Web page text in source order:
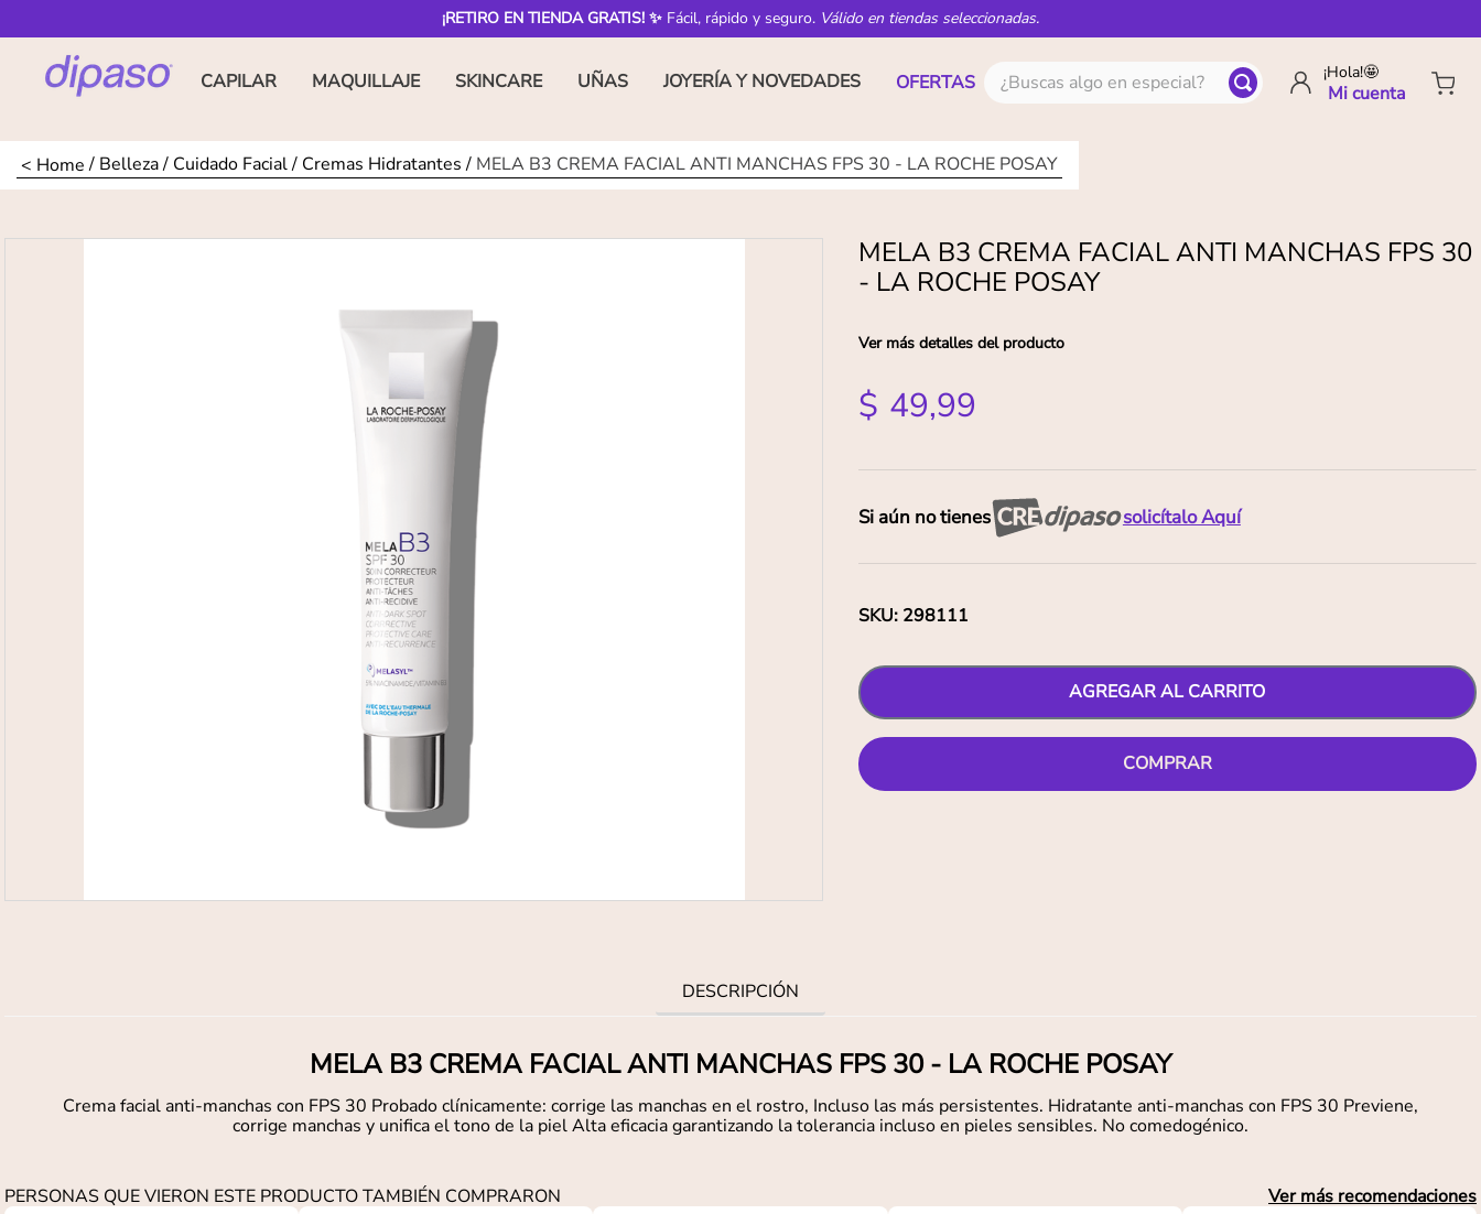
¡RETIRO EN TIENDA GRATIS! ✨ Fácil, rápido y seguro. Válido en tiendas seleccionadas.
CAPILAR MAQUILLAJE SKINCARE UÑAS JOYERÍA Y NOVEDADES OFERTAS ¿Buscas algo en especial? ¡Hola!🤩
Belleza Cuidado Facial Cremas Hidratantes MELA B3 CREMA FACIAL ANTI MANCHAS FPS 30 - LA ROCHE POSAY
MELA B3 CREMA FACIAL ANTI MANCHAS FPS 30
- LA ROCHE POSAY
Ver más detalles del producto
$ 49,99
Si aún no tienes solicítalo Aquí
SKU: 298111
AGREGAR AL CARRITO
COMPRAR
DESCRIPCIÓN
MELA B3 CREMA FACIAL ANTI MANCHAS FPS 30 - LA ROCHE POSAY
Crema facial anti-manchas con FPS 30 Probado clínicamente: corrige las manchas en el rostro, Incluso las más persistentes. Hidratante anti-manchas con FPS 30 Previene,
corrige manchas y unifica el tono de la piel Alta eficacia garantizando la tolerancia incluso en pieles sensibles. No comedogénico.
PERSONAS QUE VIERON ESTE PRODUCTO TAMBIÉN COMPRARON Ver más recomendaciones